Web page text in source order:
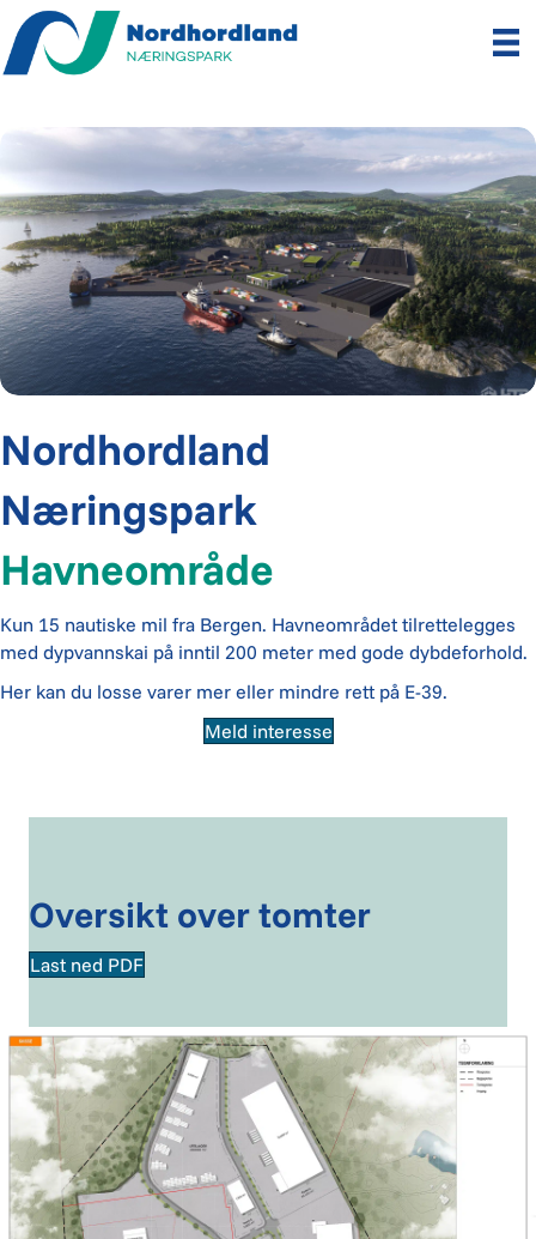
Nordhordland
Næringspark
Havneområde
Kun 15 nautiske mil fra Bergen. Havneområdet tilrettelegges
med dypvannskai på inntil 200 meter med gode dybdeforhold.
Her kan du losse varer mer eller mindre rett på E-39.
Meld interesse
Oversikt over tomter
Last ned PDF